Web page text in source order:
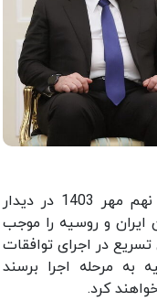
پایگاه اطلاع رسانی ریاست جمهوری: دکتر مسعود پزشکیان عصر دوشنبه نهم مهر 1403 در دیدار
و روسیه را موجب
در اجرای توافقات
مرحله اجرا برسند
کرد.